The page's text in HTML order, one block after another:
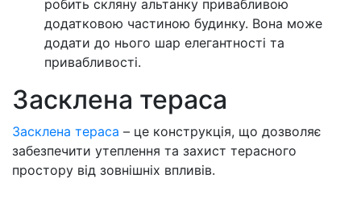
робить скляну альтанку привабливою
додатковою частиною будинку. Вона може
додати до нього шар елегантності та
привабливості.
Засклена тераса
Засклена тераса – це конструкція, що дозволяє
забезпечити утеплення та захист терасного
простору від зовнішніх впливів.